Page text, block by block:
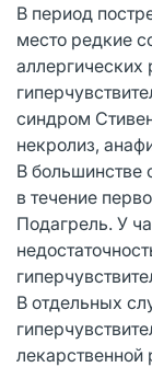
В период
место редкие
аллергических
синдром
некролиз,
В большинстве
в течение
Подагрель. У
В отдельных
лекарственной